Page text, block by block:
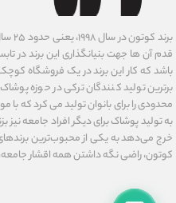
قدم آن ها جهت بنیانگذاری این برند در
برترین تولید کنندگان ترکی در حوزه
محدودی را برای بانوان تولید می کرد که
به تولید پوشاک برای دیگر افراد جامعه
کوتون، راضی نگه داشتن همه اقشار